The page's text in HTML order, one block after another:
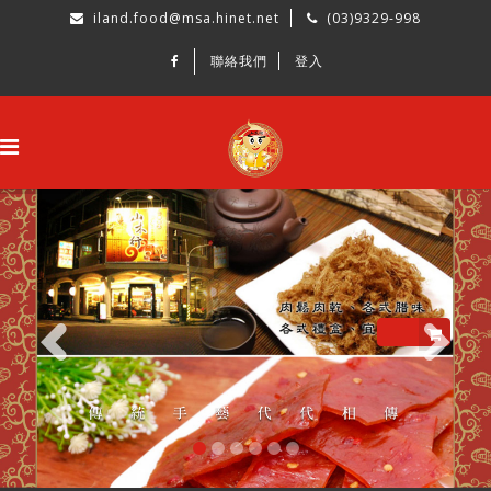
iland.food@msa.hinet.net (03)9329-998
聯絡我們 登入